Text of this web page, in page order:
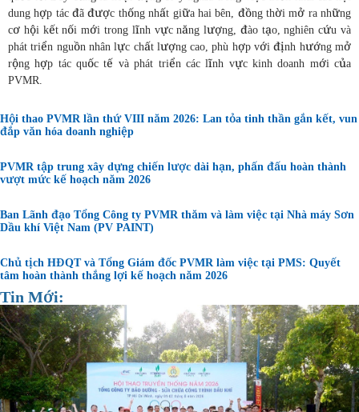
dung hợp tác đã được thống nhất giữa hai bên, đồng thời mở ra những
cơ hội kết nối mới trong lĩnh vực năng lượng, đào tạo, nghiên cứu và
phát triển nguồn nhân lực chất lượng cao, phù hợp với định hướng mở
rộng hợp tác quốc tế và phát triển các lĩnh vực kinh doanh mới của
PVMR.
Hội thao PVMR lần thứ VIII năm 2026: Lan tỏa tinh thần gắn kết, vun
đắp văn hóa doanh nghiệp
PVMR tập trung xây dựng chiến lược dài hạn, phấn đấu hoàn thành
vượt mức kế hoạch năm 2026
Ban Lãnh đạo Tổng Công ty PVMR thăm và làm việc tại Nhà máy Sơn
Dầu khí Việt Nam (PV PAINT)
Chủ tịch HĐQT và Tổng Giám đốc PVMR làm việc tại PMS: Quyết
tâm hoàn thành thắng lợi kế hoạch năm 2026
Tin Mới: